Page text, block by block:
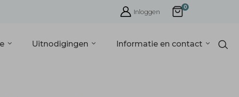
Inloggen
0
Uitnodigingen Informatie en contact